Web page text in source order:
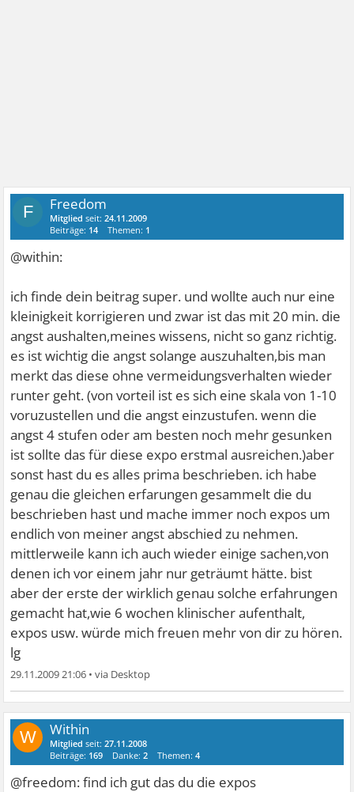
F Freedom
Mitglied seit:24.11.2009
Beiträge: 14 Themen: 1
@within:
ich finde dein beitrag super. und wollte auch nur eine
kleinigkeit korrigieren und zwar ist das mit 20 min. die
angst aushalten,meines wissens, nicht so ganz richtig.
es ist wichtig die angst solange auszuhalten,bis man
merkt das diese ohne vermeidungsverhalten wieder
runter geht. (von vorteil ist es sich eine skala von 1-10
voruzustellen und die angst einzustufen. wenn die
angst 4 stufen oder am besten noch mehr gesunken
ist sollte das für diese expo erstmal ausreichen.)aber
sonst hast du es alles prima beschrieben. ich habe
genau die gleichen erfarungen gesammelt die du
beschrieben hast und mache immer noch expos um
endlich von meiner angst abschied zu nehmen.
mittlerweile kann ich auch wieder einige sachen,von
denen ich vor einem jahr nur geträumt hätte. bist
aber der erste der wirklich genau solche erfahrungen
gemacht hat,wie 6 wochen klinischer aufenthalt,
expos usw. würde mich freuen mehr von dir zu hören.
lg
29.11.2009 21:06 •
W Within
Mitglied seit:27.11.2008
Beiträge: 169 Danke:2 Themen:4
@freedom: find ich gut das du die expos